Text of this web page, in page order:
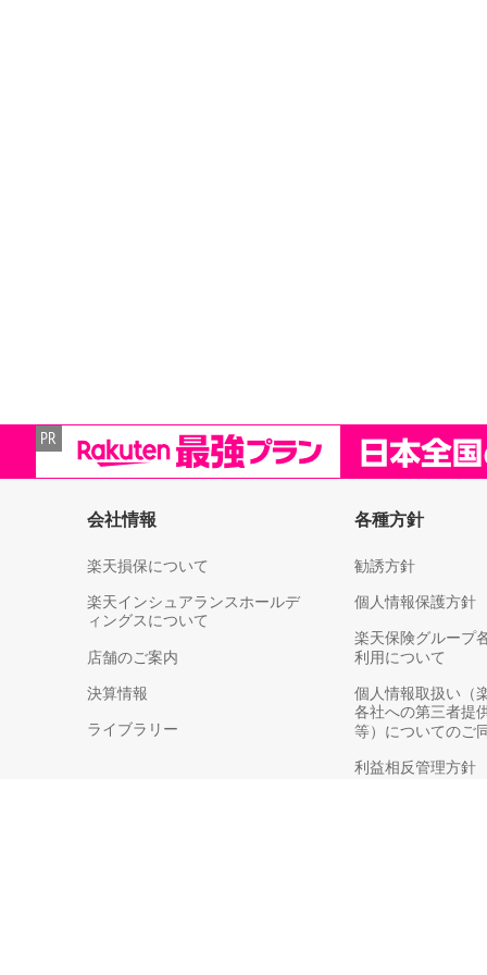
会社情報
楽天損保について
楽天インシュアランスホールデ
ィングスについて
店舗のご案内
決算情報
ライブラリー
各種方針
勧誘方針
個人情報保護方針
楽天保険グループ
利用について
個人情報取扱い（
各社への第三者提
等）についてのご
利益相反管理方針